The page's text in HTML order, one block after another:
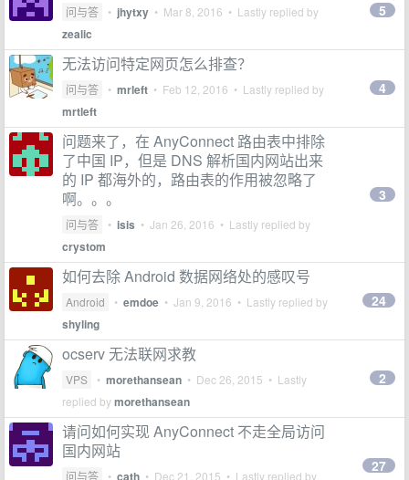
问与答 • jhytxy • Mar 8, 2016 • Lastly replied by
zealic
5
无法访问特定网页怎么排查？
问与答 • mrleft • Feb 12, 2016 • Lastly replied by
mrtleft
4
问题来了，在 AnyConnect 路由表中排除
了中国 IP，但是 DNS 解析国内网站出来
的 IP 都海外的，路由表的作用被忽略了
啊。。。
问与答 • isis • Jan 26, 2016 • Lastly replied by
crystom
3
如何去除 Android 数据网络处的感叹号
Android • emdoe • Jan 9, 2016 • Lastly replied by
shyling
24
ocserv 无法联网求教
VPS • morethansean • Dec 26, 2015 • Lastly
replied bymorethansean
2
请问如何实现 AnyConnect 不走全局访问
国内网站
问与答 • cath • Dec 21, 2015 • Lastly replied by
27